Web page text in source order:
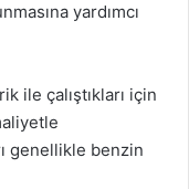
yardımcı
ile çalıştıkları için
genellikle benzin